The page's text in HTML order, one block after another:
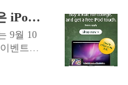
적으로
, Interne
재되어
이 가능
Apple 미디어 이벤트의 주인공은 iPod 시리즈가 될 것
9월 10
벤트를
면서 9